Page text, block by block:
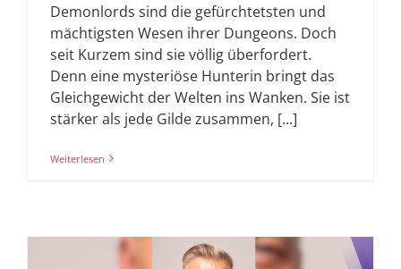
Demonlords sind die gefürchtetsten und
mächtigsten Wesen ihrer Dungeons. Doch
seit Kurzem sind sie völlig überfordert.
Denn eine mysteriöse Hunterin bringt das
Gleichgewicht der Welten ins Wanken. Sie ist
stärker als jede Gilde zusammen, [...]
Weiterlesen